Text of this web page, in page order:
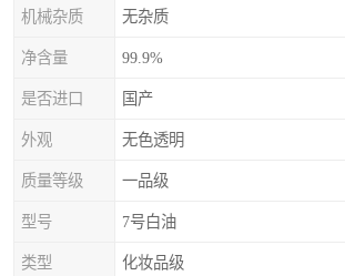
机械杂质 无杂质
净含量 99.9%
是否进口 国产
外观 无色透明
质量等级 一品级
型号 7号白油
类型 化妆品级